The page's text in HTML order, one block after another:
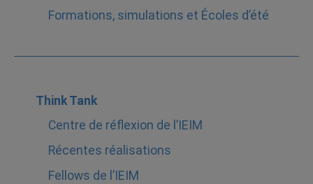
Formations, simulations et Écoles d’été
Think Tank
Centre de réflexion de l’IEIM
Récentes réalisations
Fellows de l’IEIM